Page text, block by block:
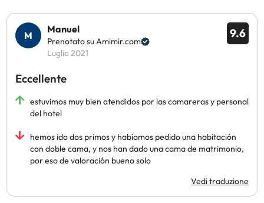
9.6
Manuel
Prenotato su Amimir.com
Luglio 2021
Eccellente
estuvimos muy bien atendidos por las camareras y personal
del hotel
hemos ido dos primos y habíamos pedido una habitación
con doble cama, y nos han dado una cama de matrimonio,
por eso de valoración bueno solo
Vedi traduzione